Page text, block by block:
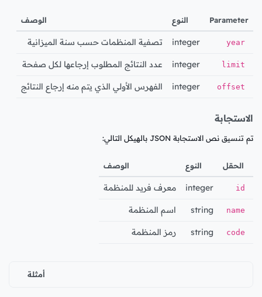
Parameter النوع الوصف
year
integer تصفية المنظمات حسب سنة الميزانية
limit
integer عدد النتائج المطلوب إرجاعها لكل صفحة
offset
integer الفهرس الأولي الذي يتم منه إرجاع النتائج
الاستجابة
تم تنسيق نص الاستجابة JSON بالهيكل التالي:
الحقل النوع الوصف
id
integer معرف فريد للمنظمة
name
string اسم المنظمة
code
string رمز المنظمة
أمثلة